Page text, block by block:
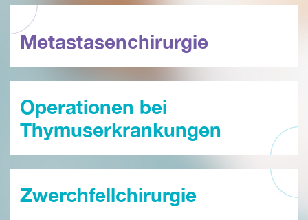
Metastasenchirurgie
Operationen bei
Thymuserkrankungen
Zwerchfellchirurgie